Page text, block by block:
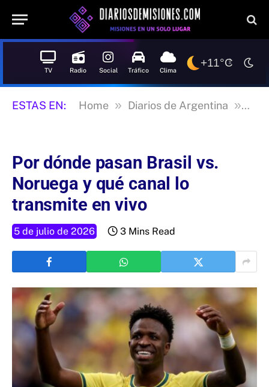
TV Radio Social Tráfico Clima
+11°C
ESTAS EN: Home » Diarios de Argentina » La
Por dónde pasan Brasil vs.
Noruega y qué canal lo
transmite en vivo
5 de julio de 2026 3 Mins Read